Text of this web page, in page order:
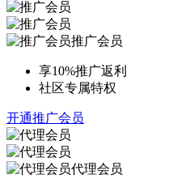
推广会员
享10%推广返利
社区专属特权
开通推广会员
代理会员